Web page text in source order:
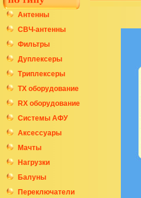
Антенны
СВЧ-антенны
Фильтры
Дуплексеры
Триплексеры
ТХ оборудование
RX оборудование
Системы АФУ
Аксессуары
Мачты
Нагрузки
Балуны
Переключатели